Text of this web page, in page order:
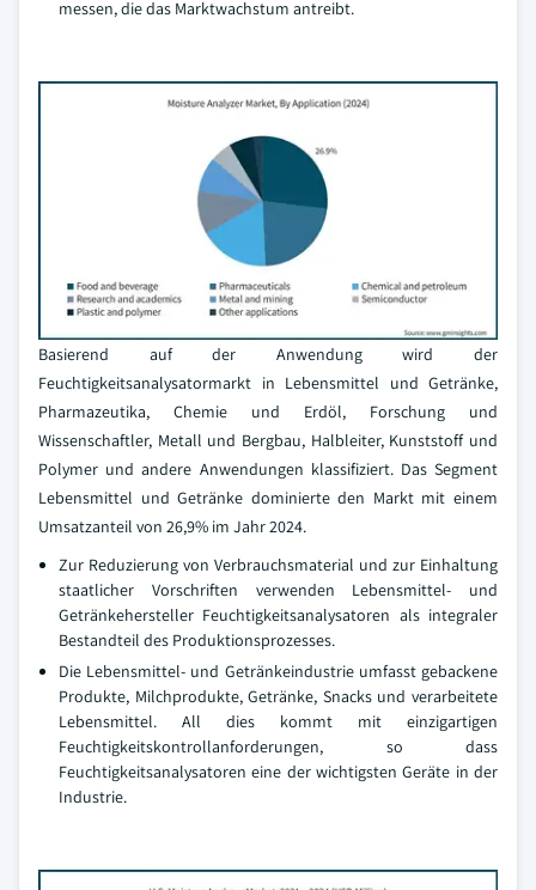
messen, die das Marktwachstum antreibt.
Basierend auf der Anwendung wird der
Feuchtigkeitsanalysatormarkt in Lebensmittel und Getränke,
Pharmazeutika, Chemie und Erdöl, Forschung und
Wissenschaftler, Metall und Bergbau, Halbleiter, Kunststoff und
Polymer und andere Anwendungen klassifiziert. Das Segment
Lebensmittel und Getränke dominierte den Markt mit einem
Umsatzanteil von 26,9% im Jahr 2024.
Zur Reduzierung von Verbrauchsmaterial und zur Einhaltung
staatlicher Vorschriften verwenden Lebensmittel- und
Getränkehersteller Feuchtigkeitsanalysatoren als integraler
Bestandteil des Produktionsprozesses.
Die Lebensmittel- und Getränkeindustrie umfasst gebackene
Produkte, Milchprodukte, Getränke, Snacks und verarbeitete
Lebensmittel. All dies kommt mit einzigartigen
Feuchtigkeitskontrollanforderungen, so dass
Feuchtigkeitsanalysatoren eine der wichtigsten Geräte in der
Industrie.